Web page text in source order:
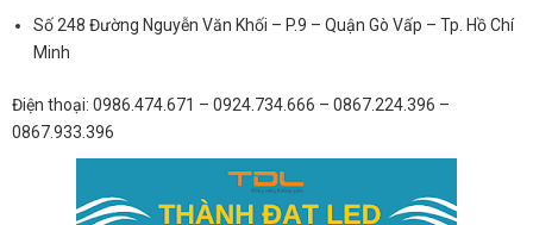
Số 248 Đường Nguyễn Văn Khối – P.9 – Quận Gò Vấp – Tp. Hồ Chí
Minh
Điện thoại: 0986.474.671 – 0924.734.666 – 0867.224.396 –
0867.933.396